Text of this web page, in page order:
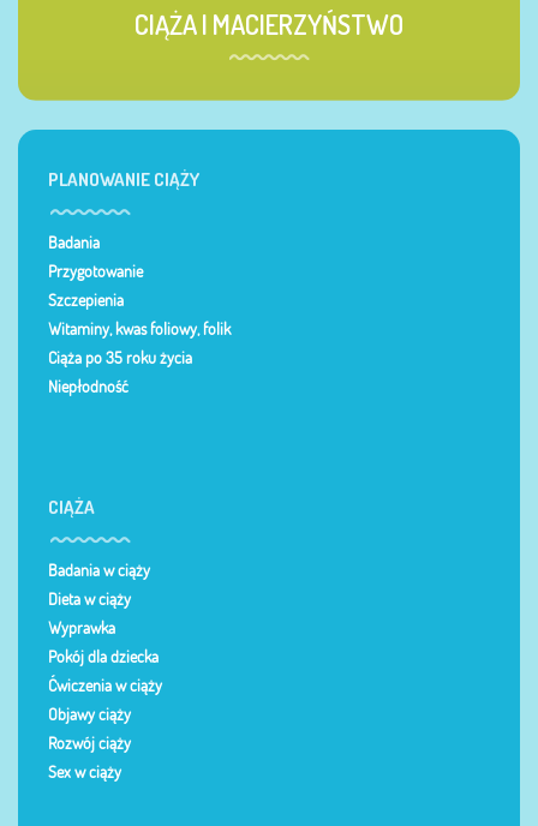
CIĄŻA I MACIERZYŃSTWO
PLANOWANIE CIĄŻY
Badania
Przygotowanie
Szczepienia
Witaminy, kwas foliowy, folik
Ciąża po 35 roku życia
Niepłodność
CIĄŻA
Badania w ciąży
Dieta w ciąży
Wyprawka
Pokój dla dziecka
Ćwiczenia w ciąży
Objawy ciąży
Rozwój ciąży
Sex w ciąży